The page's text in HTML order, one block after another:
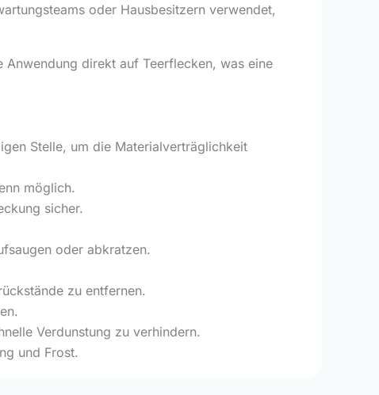
oder Hausbesitzern verwendet,
direkt auf Teerflecken, was eine
Stelle, um die Materialverträglichkeit
möglich.
sicher.
oder abkratzen.
zu entfernen.
Verdunstung zu verhindern.
und Frost.